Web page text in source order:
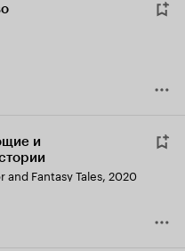
и
and Fantasy Tales, 2020